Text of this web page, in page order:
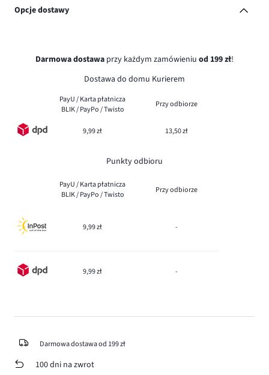
Opcje dostawy
Darmowa dostawa przy każdym zamówieniu od 199 zł!
Dostawa do domu Kurierem
PayU / Karta płatnicza
BLIK / PayPo / Twisto
Przy odbiorze
9,99 zł 13,50 zł
Punkty odbioru
PayU / Karta płatnicza
BLIK / PayPo / Twisto
Przy odbiorze
9,99 zł -
9,99 zł -
Darmowa dostawa od 199 zł
100 dni na zwrot